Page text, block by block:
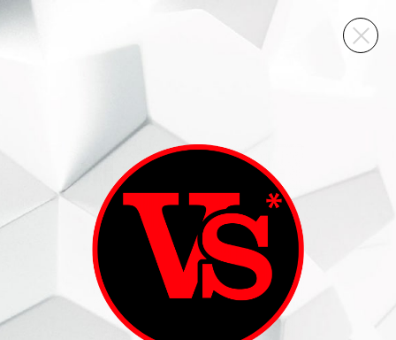
ВИННЫЙ СКЛАД